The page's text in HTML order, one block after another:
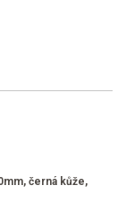
černá kůže,